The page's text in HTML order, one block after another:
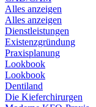
Alles anzeigen
Alles anzeigen
Dienstleistungen
Existenzgründung
Praxisplanung
Lookbook
Lookbook
Dentiland
Die Kieferchirurgen